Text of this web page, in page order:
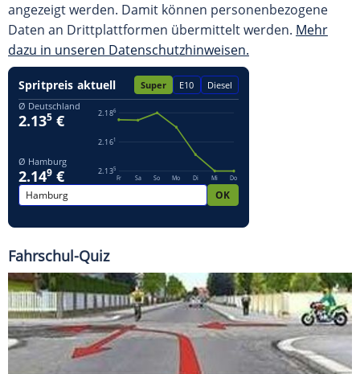
angezeigt werden. Damit können personenbezogene
Daten an Drittplattformen übermittelt werden. Mehr
dazu in unseren Datenschutzhinweisen.
Fahrschul-Quiz